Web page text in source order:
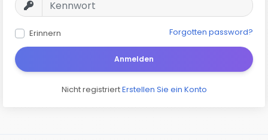
Erinnern Forgotten password?
Anmelden
Nicht registriertErstellen Sie ein Konto